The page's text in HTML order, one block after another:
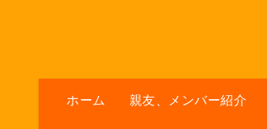
ホーム 親友、メンバー紹介